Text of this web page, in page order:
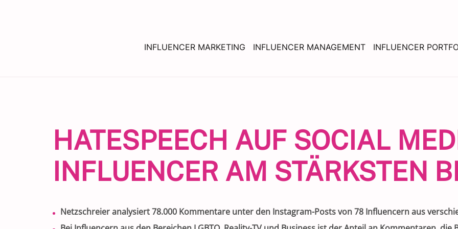
INFLUENCER MARKETING INFLUENCER MANAGEMENT INFLUENCER
HATESPEECH AUF SOCIAL
INFLUENCER AM STÄRKSTEN
Netzschreier analysiert 78.000 Kommentare unter den Instagram-Posts von 78 Influencern aus